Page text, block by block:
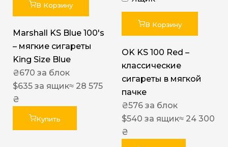
В Корзину
Marshall KS Blue 100's
– мягкие сигареты
King Size Blue
₴670 за блок
$635 за ящик≈ 28 575
₴
Купить
В Корзину
OK KS 100 Red –
классические
сигареты в мягкой
пачке
₴576 за блок
$540 за ящик≈ 24 300
₴